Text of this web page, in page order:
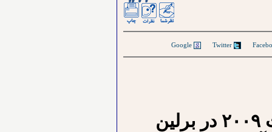
Twitter
Google
نوشته ی زیر متن سخنان من در ۵ آگوست ۲۰۰۹ در برلین